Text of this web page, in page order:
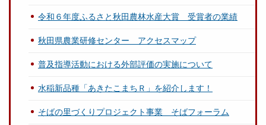
令和６年度ふるさと秋田農林水産大賞 受賞者の業績
秋田県農業研修センター アクセスマップ
普及指導活動における外部評価の実施について
水稲新品種「あきたこまちＲ」を紹介します！
そばの里づくりプロジェクト事業 そばフォーラム